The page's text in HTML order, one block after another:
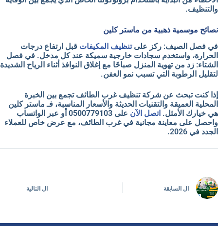
والتنظيف.
نصائح موسمية ذهبية من ماستر كلين
في فصل الصيف: ركز علىتنظيف المكيفات قبل ارتفاع درجات
الحرارة، واستخدم سجادات خارجية سميكة عند كل مدخل. في فصل
الشتاء: زد من تهوية المنزل صباحًا مع إغلاق النوافذ أثناء الرياح الشديدة
لتقليل الرطوبة التي تسبب نمو العفن.
إذا كنت تبحث عن شركة تنظيف غرب الطائف تجمع بين الخبرة
المحلية العميقة والتقنيات الحديثة والأسعار المناسبة، فـ ماستر كلين
هي خيارك الأمثل. اتصل الآن على 0500779103 أو عبر الواتساب
واحصل على معاينة مجانية في غرب الطائف، مع عرض خاص للعملاء
الجدد في 2026.
ال السابقة ال التالية